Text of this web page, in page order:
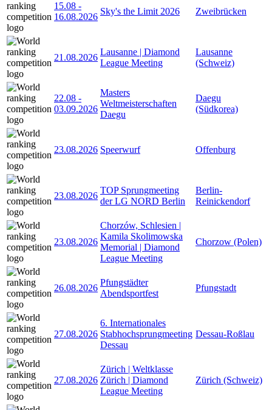
15.08 -
16.08.2026
Sky's the Limit 2026 Zweibrücken
21.08.2026
Lausanne | Diamond
League Meeting
Lausanne
(Schweiz)
22.08 -
03.09.2026
Masters
Weltmeisterschaften
Daegu
Daegu
(Südkorea)
23.08.2026 Speerwurf Offenburg
23.08.2026
TOP Sprungmeeting
der LG NORD Berlin
Berlin-
Reinickendorf
23.08.2026
Chorzów, Schlesien |
Kamila Skolimowska
Memorial | Diamond
League Meeting
Chorzow (Polen)
26.08.2026
Pfungstädter
Abendsportfest
Pfungstadt
27.08.2026
6. Internationales
Stabhochsprungmeeting
Dessau
Dessau-Roßlau
27.08.2026
Zürich | Weltklasse
Zürich | Diamond
League Meeting
Zürich (Schweiz)